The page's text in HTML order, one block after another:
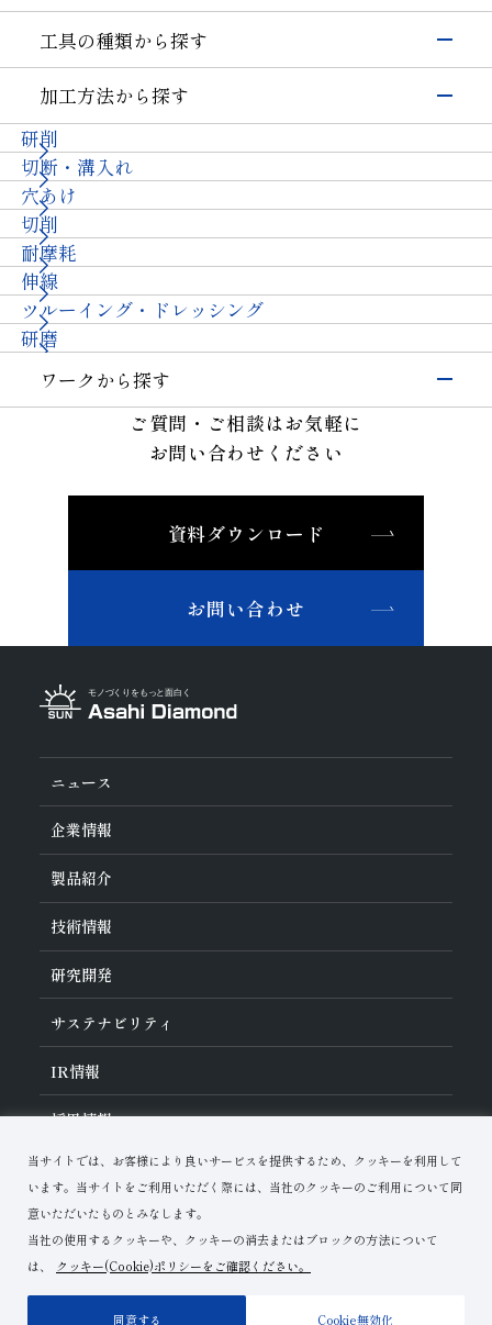
当サイトでは、お客様により良いサービスを提供するため、クッキーを利用して
います。当サイトをご利用いただく際には、当社のクッキーのご利用について同
意いただいたものとみなします。
当社の使用するクッキーや、クッキーの消去またはブロックの方法について
は、
クッキー(Cookie)ポリシーをご確認ください。
Cookie無効化
同意する
電子・半導体
シリコン
磁性材料
伸線
その他(電子・半導体)
輸送機器
自動車・二輪
硝子(自動車)
セラミックス(自動車部品)
その他(輸送機器)
機械・工具
セラミックス(構造部品）
機械付
超硬
軸受
その他(機械)
石材・建設
石材
土木・鉱業
その他業種
宝飾 その他(その他業種)
工具の種類から探す
研削工具
精密カッティングツール
切削工具
耐摩耗工具
伸線工具
ドレッサ
石材・建設・鉱業関連工具
その他
加工方法から探す
研削
切断・溝入れ
穴あけ
切削
耐摩耗
伸線
ツルーイング・ドレッシング
研磨
ワークから探す
非鉄・特殊金属材料
鉄系材料
切削工具材料
石材・建設・鉱業関連材料
研削砥石
ご質問・ご相談はお気軽に
お問い合わせください
資料ダウンロード
お問い合わせ
ニュース
企業情報
旭ダイヤについて
ダイヤの輪
ご挨拶
会社概要
沿革
役員紹介
事業紹介
活動拠点
製品紹介
業種から探す
工具の種類から探す
加工方法から探す
ワークから探す
技術情報
ダイヤモンド工具・
教えて！研削工具
ご使⽤上の注意
各製品の安全な取扱いについて
トラブルシューティング
研究開発
研究開発について
対外発表一覧
イノベーションストーリー
サステナビリティ
サステナビリティポリシー
コーポレート・ガバナンス
マテリアリティ
リスクマネジメント（BCM）
環境への取り組み
IR情報
IR資料室
IRカレンダー
株式に関する諸手続き
ディスクロージャーポリシー
採用情報
資料ダウンロード
お問い合わせ
ご利用上の注意プライバシーポリシー サイトマップ